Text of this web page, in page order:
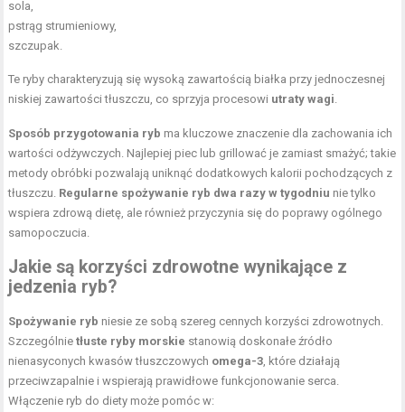
sola,
pstrąg strumieniowy,
szczupak.
Te ryby charakteryzują się wysoką zawartością białka przy jednoczesnej
niskiej zawartości tłuszczu, co sprzyja procesowi utraty wagi
Sposób przygotowania ryb ma kluczowe znaczenie dla zachowania ich
wartości odżywczych. Najlepiej piec lub grillować je zamiast smażyć; takie
metody obróbki pozwalają uniknąć dodatkowych kalorii pochodzących z
tłuszczu. Regularne spożywanie ryb dwa razy w tygodniu nie tylko
wspiera zdrową dietę, ale również przyczynia się do poprawy ogólnego
samopoczucia.
Jakie są korzyści zdrowotne wynikające z
jedzenia ryb?
Spożywanie ryb niesie ze sobą szereg cennych korzyści zdrowotnych.
Szczególnietłuste ryby morskie stanowią doskonałe źródło
nienasyconych kwasów tłuszczowych omega-3 , które działają
przeciwzapalnie i wspierają prawidłowe funkcjonowanie serca.
Włączenie ryb do diety może pomóc w: